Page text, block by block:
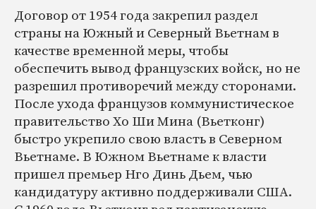
Договор от 1954 года закрепил раздел
страны на Южный и Северный Вьетнам в
качестве временной меры, чтобы
обеспечить вывод французских войск, но не
разрешил противоречий между сторонами.
После ухода французов коммунистическое
правительство Хо Ши Мина (Вьетконг)
быстро укрепило свою власть в Северном
Вьетнаме. В Южном Вьетнаме к власти
пришел премьер Нго Динь Дьем, чью
кандидатуру активно поддерживали США.